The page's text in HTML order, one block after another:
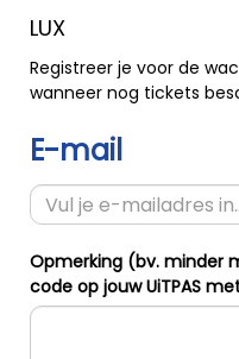
LUX
Registreer je voor de
wanneer nog tickets
E-mail
Opmerking (bv. minder
code op jouw UiTPAS